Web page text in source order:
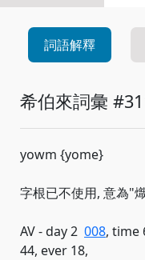
詞語解釋
希伯來詞彙
yowm {yome}
字根已不使用, 意為"
AV - day 2 008, time
44, ever 18,